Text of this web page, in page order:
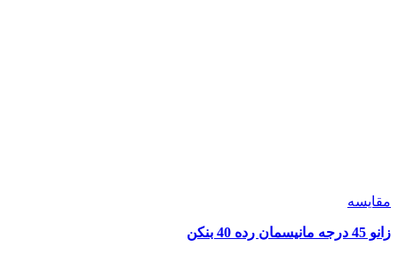
مقايسه
زانو 45 درجه مانیسمان رده 40 بنکن